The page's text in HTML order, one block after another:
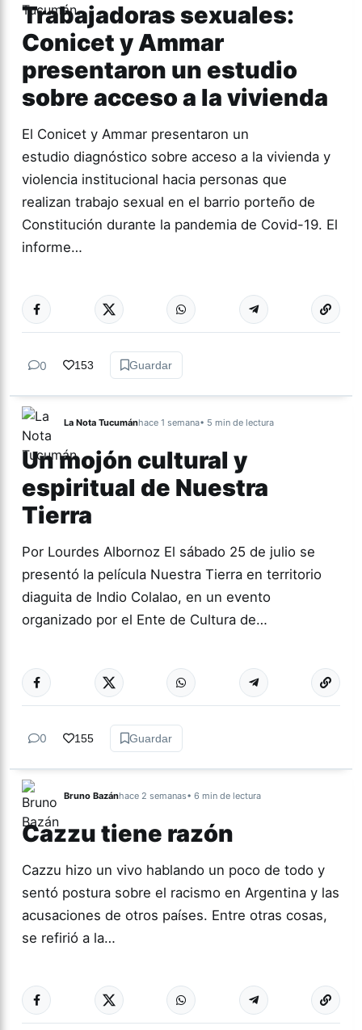
Trabajadoras sexuales:
Conicet y Ammar
presentaron un estudio
sobre acceso a la vivienda
El Conicet y Ammar presentaron un
estudio diagnóstico sobre acceso a la vivienda y
violencia institucional hacia personas que
realizan trabajo sexual en el barrio porteño de
Constitución durante la pandemia de Covid-19. El
informe…
GÉNERO Y
DIVERSIDAD
Más
0 153 Guardar
La Nota Tucumánhace 1 semana• 5 min de lectura
Un mojón cultural y
espiritual de Nuestra
Tierra
Por Lourdes Albornoz El sábado 25 de julio se
presentó la película Nuestra Tierra en territorio
diaguita de Indio Colalao, en un evento
organizado por el Ente de Cultura de…
CULTURA Más
0 155 Guardar
Bruno Bazánhace 2 semanas• 6 min de lectura
Cazzu tiene razón
Cazzu hizo un vivo hablando un poco de todo y
sentó postura sobre el racismo en Argentina y las
acusaciones de otros países. Entre otras cosas,
se refirió a la…
ACTUALIDAD Más